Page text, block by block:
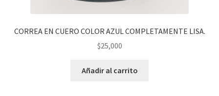
CORREA EN CUERO COLOR AZUL COMPLETAMENTE LISA.
$25,000
Añadir al carrito